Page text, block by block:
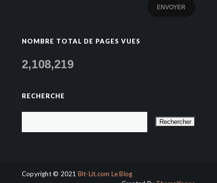
NOMBRE TOTAL DE PAGES VUES
2,108,219
RECHERCHE
Copyright © 2021 Bit-Lit.com Le Blog